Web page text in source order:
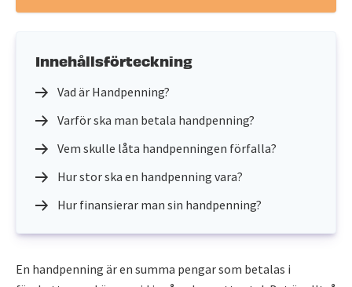
Innehållsförteckning
Vad är Handpenning?
Varför ska man betala handpenning?
Vem skulle låta handpenningen förfalla?
Hur stor ska en handpenning vara?
Hur finansierar man sin handpenning?
En handpenning är en summa pengar som betalas i